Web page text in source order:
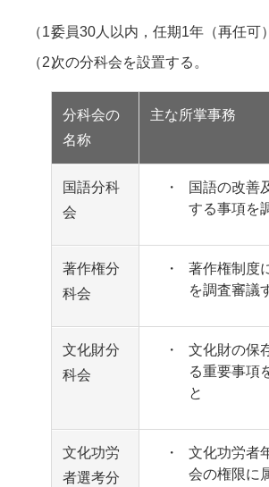
（1）委員30人以内，任期1年（再任可）
（2）次の分科会を設置する。
分科会の
名称
主な所掌事務
国語分科
会
・
国語の改善
する事項を
著作権分
科会
・
著作権制度
を調査審議
文化財分
科会
・
文化財の保
る重要事項
と
文化功労
者選考分
・
文化功労者
会の権限に